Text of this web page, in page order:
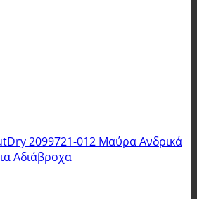
2099721-012 Μαύρα Ανδρικά
Αδιάβροχα